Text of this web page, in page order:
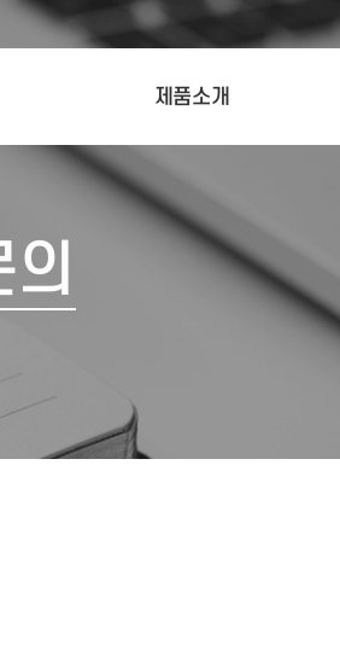
제품소개
인스템 주문제작 시스템
스마트 그리들 시스템
스마트 전기주방 시스템